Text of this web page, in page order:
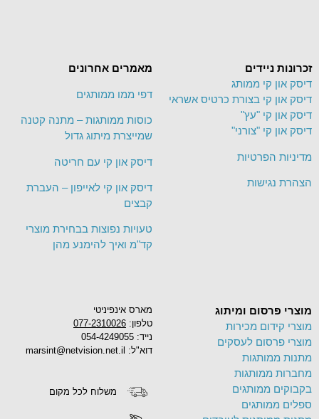
מארס אינפיניטי
טלפון: 077-2310026
נייד: 054-4249055
דוא"ל: marsint@netvision.net.il
משלוח לכל מקום
מוצרי פרסום ומיתוג
מוצרי קידום מכירות
מוצרי פרסום לעסקים
מתנות ממותגות
מחברות ממותגות
בקבוקים ממותגים
ספלים ממותגים
מאמרים אחרונים
דפי ממו ממותגים
כוסות ממותגות – מתנה קטנה
שמייצרת מיתוג גדול
דיסק און קי עם חריטה
דיסק און קי לאייפון – העברת
קבצים
טעויות נפוצות בבחירת מוצרי
קד"מ ואיך להימנע מהן
זכרונות ניידים
דיסק און קי ממותג
דיסק און קי בצורת כרטיס אשראי
דיסק און קי "עץ"
דיסק און קי "צורני"
מדיניות הפרטיות
הצהרת נגישות